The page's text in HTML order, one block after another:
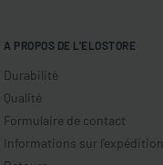
A PROPOS DE L'ELOSTORE
Durabilité
Qualité
Formulaire de contact
Informations sur l'expédition